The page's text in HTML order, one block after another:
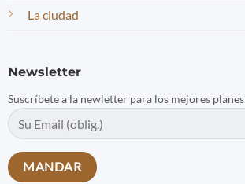
La ciudad
Newsletter
Suscríbete a la newletter para los mejores planes